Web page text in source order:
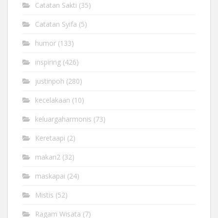
Catatan Sakti (35)
Catatan Syifa (5)
humor (133)
inspiring (426)
justinpoh (280)
kecelakaan (10)
keluargaharmonis (73)
Keretaapi (2)
makan2 (32)
maskapai (24)
Mistis (52)
Ragam Wisata (7)